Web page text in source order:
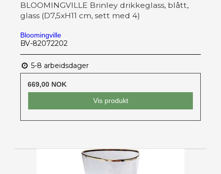
BLOOMINGVILLE Brinley drikkeglass, blått,
glass (D7,5xH11 cm, sett med 4)
Bloomingville
BV-82072202
5-8 arbeidsdager
669,00 NOK
Vis produkt